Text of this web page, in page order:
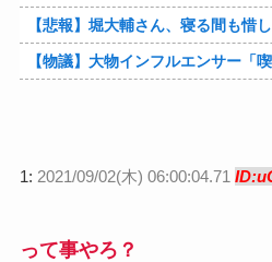
【悲報】堀大輔さん、寝る間も惜しんでレスバ祭りｗｗｗｗ
【物議】大物インフルエンサー「喫煙者の権利がマジで
1: 2021/09/02(木) 06:00:04.71
って事やろ？